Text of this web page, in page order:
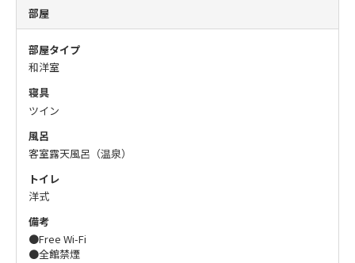
部屋
部屋タイプ
和洋室
寝具
ツイン
風呂
客室露天風呂（温泉）
トイレ
洋式
備考
●Free Wi-Fi
●全館禁煙